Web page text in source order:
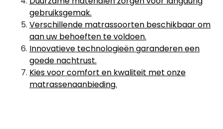
gebruiksgemak.
Verschillende matrassoorten beschikbaar om
aan uw behoeften te voldoen.
Innovatieve technologieën garanderen een
goede nachtrust.
Kies voor comfort en kwaliteit met onze
matrassenaanbieding.